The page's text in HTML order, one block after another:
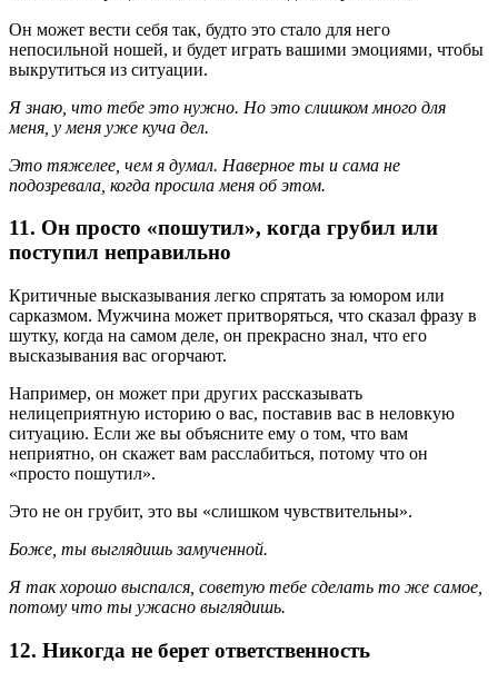
Он может вести себя так, будто это стало для него
непосильной ношей, и будет играть вашими эмоциями, чтобы
выкрутиться из ситуации.
Я знаю, что тебе это нужно. Но это слишком много для
меня, у меня уже куча дел.
Это тяжелее, чем я думал. Наверное ты и сама не
подозревала, когда просила меня об этом.
11. Он просто «пошутил», когда грубил или
поступил неправильно
Критичные высказывания легко спрятать за юмором или
сарказмом. Мужчина может притворяться, что сказал фразу в
шутку, когда на самом деле, он прекрасно знал, что его
высказывания вас огорчают.
Например, он может при других рассказывать
нелицеприятную историю о вас, поставив вас в неловкую
ситуацию. Если же вы объясните ему о том, что вам
неприятно, он скажет вам расслабиться, потому что он
«просто пошутил».
Это не он грубит, это вы «слишком чувствительны».
Боже, ты выглядишь замученной.
Я так хорошо выспался, советую тебе сделать то же самое,
потому что ты ужасно выглядишь.
12. Никогда не берет ответственность